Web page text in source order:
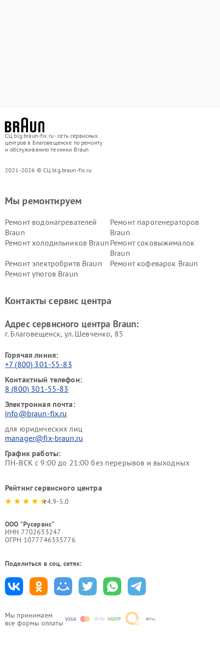
СЦ blg.braun-fix.ru - сеть сервисных
центров в Благовещенске по ремонту
и обслуживанию техники Braun
2021-2026 © СЦ blg.braun-fix.ru
Мы принимаем
все формы оплаты
Мы ремонтируем
Ремонт водонагревателей
Braun
Ремонт парогенераторов
Braun
Ремонт холодильников Braun Ремонт соковыжималок
Braun
Ремонт электробритв Braun
Ремонт кофеварок Braun
Ремонт утюгов Braun
Контакты сервис центра
Адрес сервисного центра Braun:
г. Благовещенск, ул. Шевченко, 85
Горячая линия:
+7 (800) 301-55-83
Контактный телефон:
8 (800) 301-55-83
Электронная почта:
info@braun-fix.ru
для юридических лиц
manager@fix-braun.ru
График работы:
ПН-ВСК с 9:00 до 21:00 без перерывов и выходных
Рейтинг сервисного центра
4.9-5.0
ООО "Русервис"
ИНН 7702633247
ОГРН 1077746335776
Поделиться в соц. сетях: